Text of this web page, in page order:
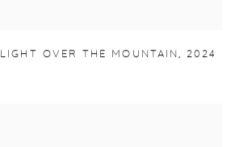
LIGHT OVER THE MOUNTAIN, 2024